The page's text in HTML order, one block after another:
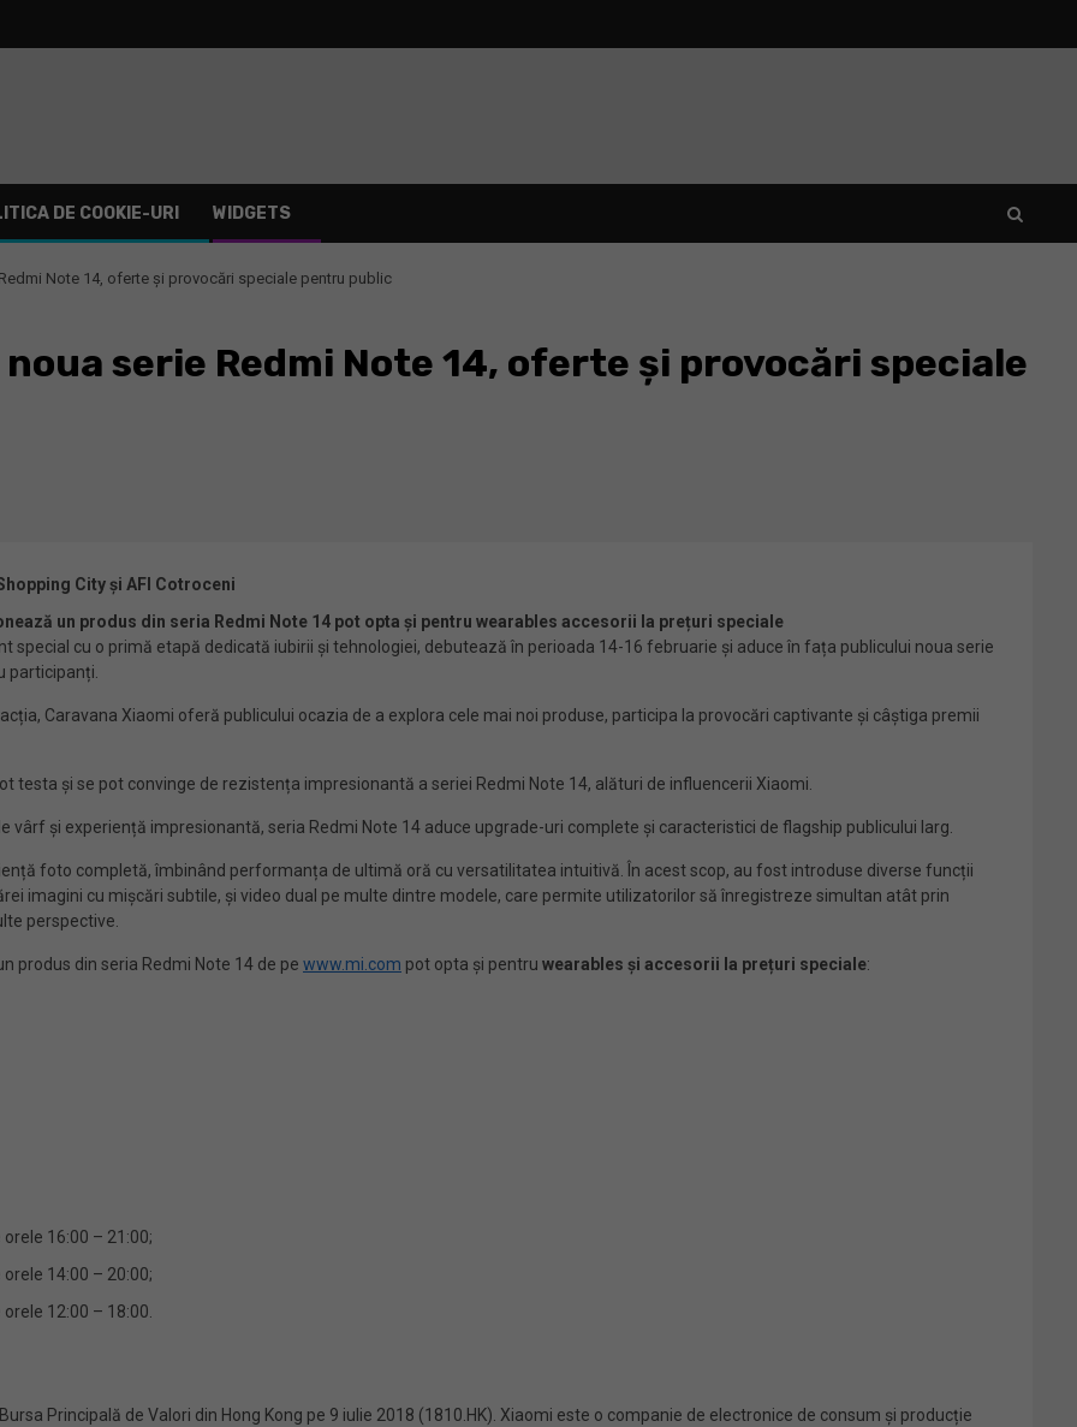
DE COOKIE-URI WIDGETS
Note 14, oferte și provocări speciale pentru public
serie Redmi Note 14, oferte și provocări speciale
City și AFI Cotroceni
un produs din seria Redmi Note 14 pot opta și pentru wearables accesorii la prețuri speciale
special cu o primă etapă dedicată iubirii și tehnologiei, debutează în perioada 14-16 februarie și aduce în fața publicului noua serie
participanți.
Caravana Xiaomi oferă publicului ocazia de a explora cele mai noi produse, participa la provocări captivante și câștiga premii
testa și se pot convinge de rezistența impresionantă a seriei Redmi Note 14, alături de influencerii Xiaomi.
vârf și experiență impresionantă, seria Redmi Note 14 aduce upgrade-uri complete și caracteristici de flagship publicului larg.
foto completă, îmbinând performanța de ultimă oră cu versatilitatea intuitivă. În acest scop, au fost introduse diverse funcții
imagini cu mișcări subtile, și video dual pe multe dintre modele, care permite utilizatorilor să înregistreze simultan atât prin
perspective.
produs din seria Redmi Note 14 de pe www.mi.com pot opta și pentru wearables și accesorii la prețuri speciale:
16:00 – 21:00;
14:00 – 20:00;
12:00 – 18:00.
Principală de Valori din Hong Kong pe 9 iulie 2018 (1810.HK). Xiaomi este o companie de electronice de consum și producție